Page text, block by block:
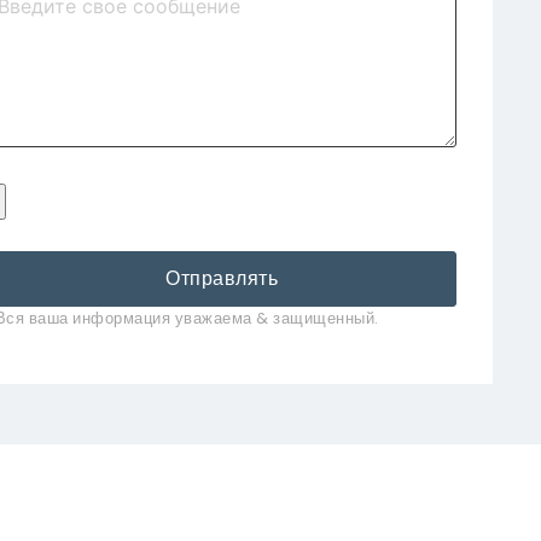
Отправлять
ваша информация уважаема & защищенный.